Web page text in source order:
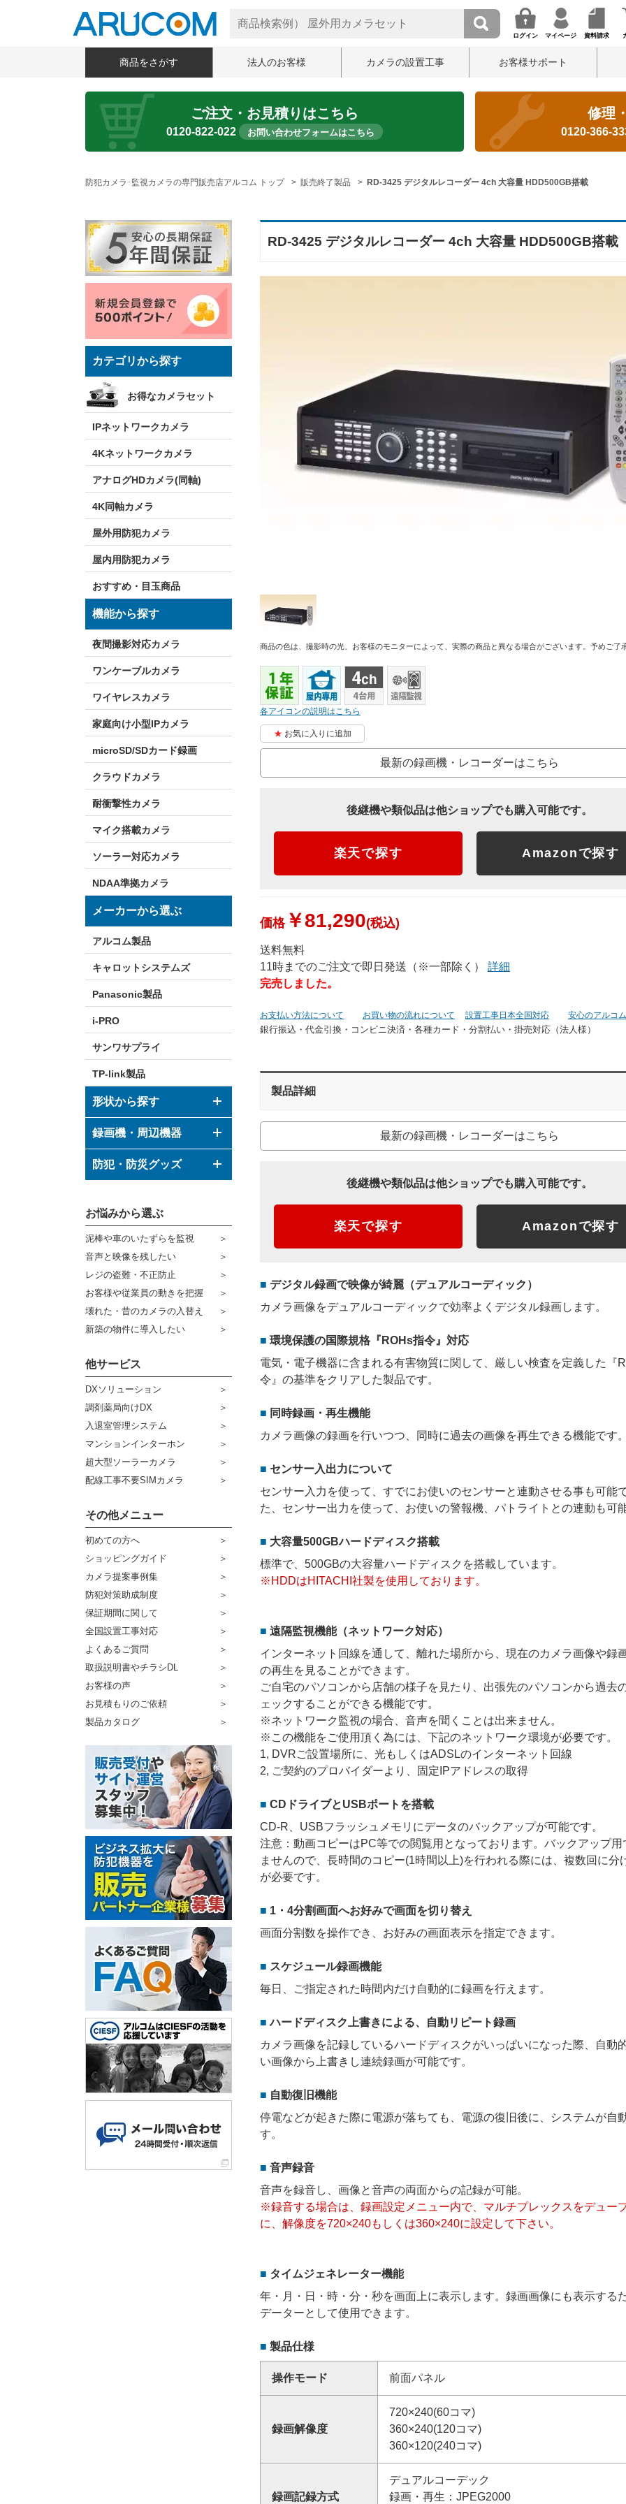
ログイン マイページ 資料請求
商品をさがす 法人のお客様 カメラの設置工事 お客様サポート
ご注文・お見積りはこちら
0120-822-022 お問い合わせフォームはこちら
修理
0120-366-
防犯カメラ･監視カメラの専門販売店アルコム トップ 販売終了製品 RD-3425 デジタルレコーダー 4ch 大容量 HDD500GB搭載
カテゴリから探す
お得なカメラセット
IPネットワークカメラ
4Kネットワークカメラ
アナログHDカメラ(同軸)
4K同軸カメラ
屋外用防犯カメラ
屋内用防犯カメラ
おすすめ・目玉商品
機能から探す
夜間撮影対応カメラ
ワンケーブルカメラ
ワイヤレスカメラ
家庭向け小型IPカメラ
microSD/SDカード録画
クラウドカメラ
耐衝撃性カメラ
マイク搭載カメラ
ソーラー対応カメラ
NDAA準拠カメラ
メーカーから選ぶ
アルコム製品
キャロットシステムズ
Panasonic製品
i-PRO
サンワサプライ
TP-link製品
形状から探す
ドーム型カメラ
ボックス型カメラ
その他形状のカメラ
録画機・周辺機器
デジタルレコーダー
ハウジング
ブラケット
ケーブル
コネクター
その他周辺機器
防犯・防災グッズ
防災グッズ
センサーライト・アラーム
防犯ステッカー
宅配ボックス
販売終了商品
お悩みから選ぶ
泥棒や車のいたずらを監視
音声と映像を残したい
レジの盗難・不正防止
お客様や従業員の動きを把握
壊れた・昔のカメラの入替え
新築の物件に導入したい
他サービス
DXソリューション
調剤薬局向けDX
入退室管理システム
マンションインターホン
超大型ソーラーカメラ
配線工事不要SIMカメラ
その他メニュー
初めての方へ
ショッピングガイド
カメラ提案事例集
防犯対策助成制度
保証期間に関して
全国設置工事対応
よくあるご質問
取扱説明書やチラシDL
お客様の声
お見積もりのご依頼
製品カタログ
RD-3425 デジタルレコーダー 4ch 大容量 HDD500GB搭載
商品の色は、撮影時の光、お客様のモニターによって、実際の商品と異なる場合がございます。予めご了
各アイコンの説明はこちら
お気に入りに追加
最新の録画機・レコーダーはこちら
後継機や類似品は他ショップでも購入可能です。
楽天で探す Amazonで探す
価格￥81,290(税込)
送料無料
11時までのご注文で即日発送（※一部除く） 詳細
完売しました。
お支払い方法について お買い物の流れについて 設置工事日本全国対応 安心のアルコ
銀行振込・代金引換・コンビニ決済・ 各種カード・分割払い・掛売対応（法人様）
製品詳細
最新の録画機・レコーダーはこちら
後継機や類似品は他ショップでも購入可能です。
楽天で探す Amazonで探す
デジタル録画で映像が綺麗（デュアルコーディック）
カメラ画像をデュアルコーディックで効率よくデジタル録画します。
環境保護の国際規格『ROHs指令』対応
電気・電子機器に含まれる有害物質に関して、厳しい検査を定義した『
令』の基準をクリアした製品です。
同時録画・再生機能
カメラ画像の録画を行いつつ、同時に過去の画像を再生できる機能です。
センサー入出力について
センサー入力を使って、すでにお使いのセンサーと連動させる事も可能
た、センサー出力を使って、お使いの警報機、パトライトとの連動も可能
大容量500GBハードディスク搭載
標準で、500GBの大容量ハードディスクを搭載しています。
※HDDはHITACHI社製を使用しております。
遠隔監視機能（ネットワーク対応）
インターネット回線を通して、離れた場所から、現在のカメラ画像や録
の再生を見ることができます。
ご自宅のパソコンから店舗の様子を見たり、出張先のパソコンから過去
ェックすることができる機能です。
※ネットワーク監視の場合、音声を聞くことは出来ません。
※この機能をご使用頂く為には、下記のネットワーク環境が必要です。
1, DVRご設置場所に、光もしくはADSLのインターネット回線
2, ご契約のプロバイダーより、固定IPアドレスの取得
CDドライブとUSBポートを搭載
CD-R、USBフラッシュメモリにデータのバックアップが可能です。
注意：動画コピーはPC等での閲覧用となっております。バックアップ用
ませんので、長時間のコピー(1時間以上)を行われる際には、複数回に分
が必要です。
1・4分割画面へお好みで画面を切り替え
画面分割数を操作でき、お好みの画面表示を指定できます。
スケジュール録画機能
毎日、ご指定された時間内だけ自動的に録画を行えます。
ハードディスク上書きによる、自動リピート録画
カメラ画像を記録しているハードディスクがいっぱいになった際、自動
い画像から上書きし連続録画が可能です。
自動復旧機能
停電などが起きた際に電源が落ちても、電源の復旧後に、システムが自
す。
音声録音
音声を録音し、画像と音声の両面からの記録が可能。
※録音する場合は、録画設定メニュー内で、マルチプレックスをデュー
に、解像度を720×240もしくは360×240に設定して下さい。
タイムジェネレーター機能
年・月・日・時・分・秒を画面上に表示します。録画画像にも表示する
データーとして使用できます。
製品仕様
操作モード 前面パネル
録画解像度
720×240(60コマ)
360×240(120コマ)
360×120(240コマ)
録画記録方式
デュアルコーデック
録画・再生：JPEG2000